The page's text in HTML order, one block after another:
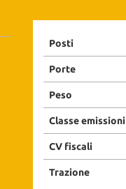
Posti
Porte
Peso
Classe emissioni
CV fiscali
Trazione